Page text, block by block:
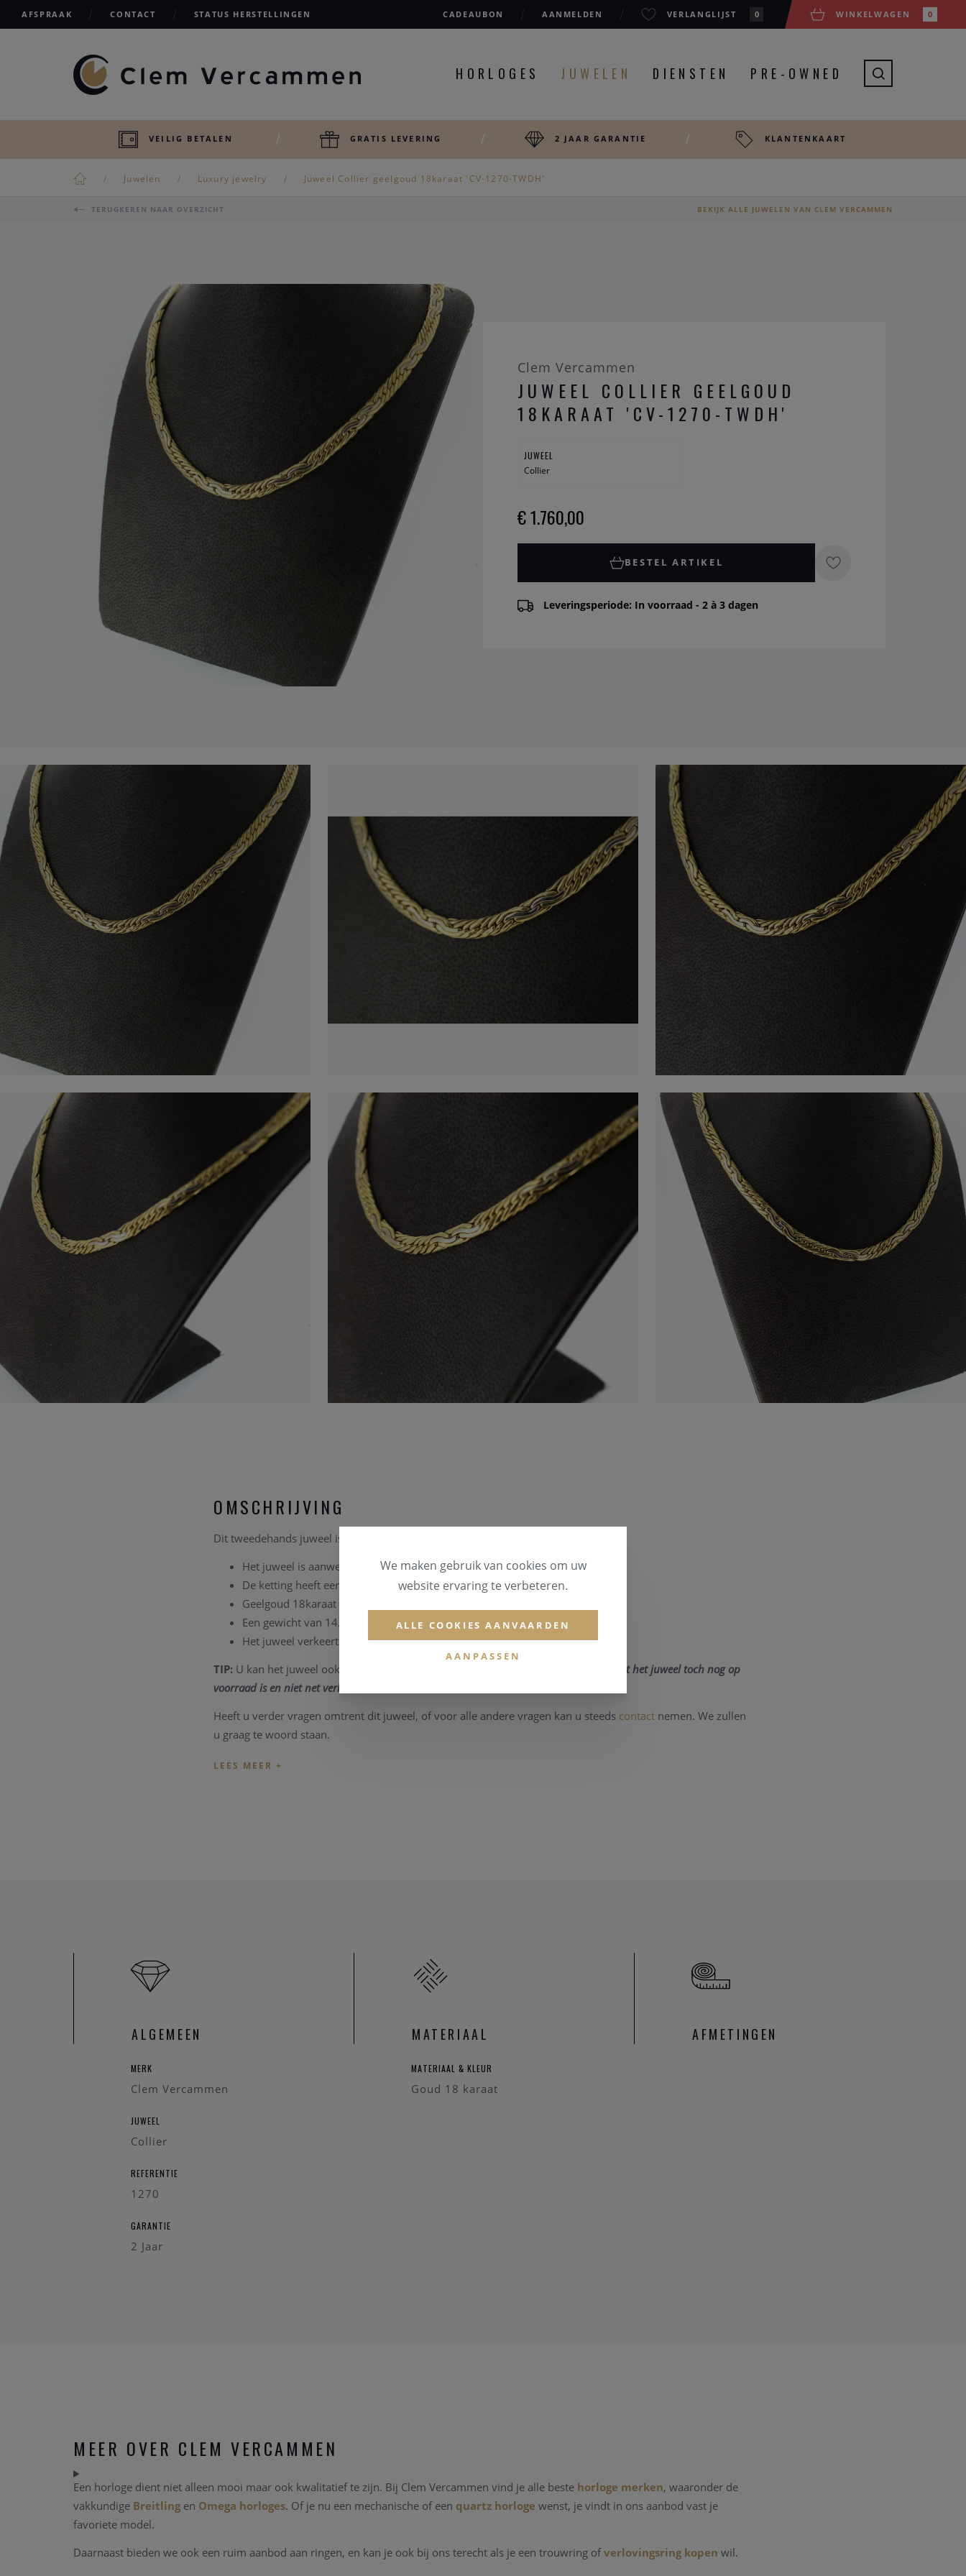
AFSPRAAK CONTACT STATUS HERSTELLINGEN CADEAUBON AANMELDEN VERLANGLIJST 0 WINKELWAGEN 0
HORLOGES JUWELEN DIENSTEN PRE-OWNED
VEILIG BETALEN GRATIS LEVERING 2 JAAR GARANTIE KLANTENKAART
Juwelen Luxury jewelry Juweel Collier geelgoud 18karaat 'CV-1270-TWDH'
TERUGKEREN NAAR OVERZICHT BEKIJK ALLE JUWELEN VAN CLEM VERCAMMEN
Clem Vercammen
JUWEEL COLLIER GEELGOUD
18KARAAT 'CV-1270-TWDH'
JUWEEL
Collier
€ 1.760,00
BESTEL ARTIKEL
Leveringsperiode: In voorraad - 2 à 3 dagen
OMSCHRIJVING
Dit tweedehands juweel is een collier vervaardigd uit geelgoud 18karaat.
Het juweel is aanwezig in onze zaak, u kan steeds vrijblijvend langskomen.
De ketting heeft een lengte van 43cm
Geelgoud 18karaat
Een gewicht van 14.1 gram
Het juweel verkeert in een uitstekende conditie.
TIP: U kan het juweel ook bezichtigen in onze zaak,
even dat het juweel toch nog op
voorraad is en niet net verkocht is.
Heeft u verder vragen omtrent dit juweel, of voor alle andere vragen kan u steeds contact nemen. We zullen
u graag te woord staan.
Onze referentie: CV/1270
ALGEMEEN
MERK
Clem Vercammen
JUWEEL
Collier
REFERENTIE
1270
GARANTIE
2 Jaar
MATERIAAL
MATERIAAL & KLEUR
Goud 18 karaat
AFMETINGEN
MEER OVER CLEM VERCAMMEN
Een horloge dient niet alleen mooi maar ook kwalitatief te zijn. Bij Clem Vercammen vind je alle beste horloge merken, waaronder de
vakkundige Breitling en Omega horloges. Of je nu een mechanische of een quartz horloge wenst, je vindt in ons aanbod vast je
favoriete model.
Daarnaast bieden we ook een ruim aanbod aan ringen, en kan je ook bij ons terecht als je een trouwring ofverlovingsring kopen wil.
We maken gebruik van cookies om uw
website ervaring te verbeteren.
ALLE COOKIES AANVAARDEN
AANPASSEN